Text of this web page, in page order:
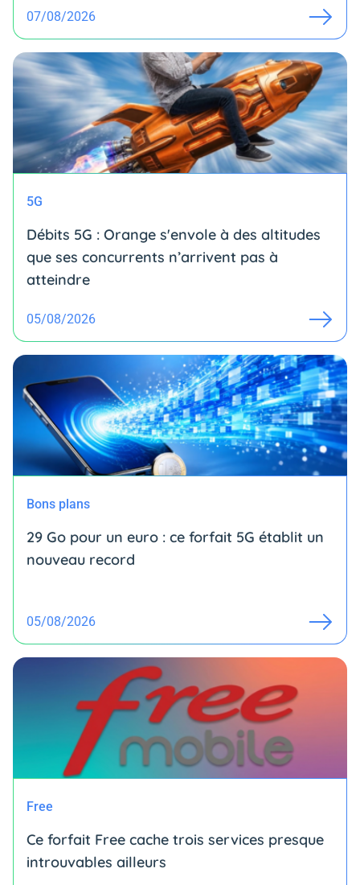
07/08/2026
5G
Débits 5G : Orange s'envole à des altitudes
que ses concurrents n’arrivent pas à
atteindre
05/08/2026
Bons plans
29 Go pour un euro : ce forfait 5G établit un
nouveau record
05/08/2026
Free
Ce forfait Free cache trois services presque
introuvables ailleurs